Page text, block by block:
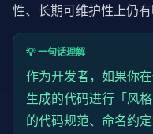
性、长期可维护性上仍有
💡 一句话理解
作为开发者，如果你
生成的代码进行「风
的代码规范、命名约